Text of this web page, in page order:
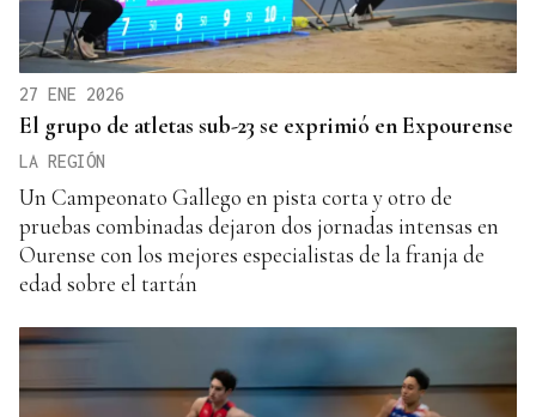
27 ENE 2026
El grupo de atletas sub-23 se exprimió en Expourense
LA REGIÓN
Un Campeonato Gallego en pista corta y otro de
pruebas combinadas dejaron dos jornadas intensas en
Ourense con los mejores especialistas de la franja de
edad sobre el tartán